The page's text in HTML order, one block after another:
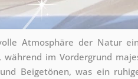
Atmosphäre der Natur
im Vordergrund
Beigetönen, was ein